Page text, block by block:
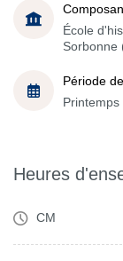
École
Sorbonne
Période
Printemps
Heures
CM